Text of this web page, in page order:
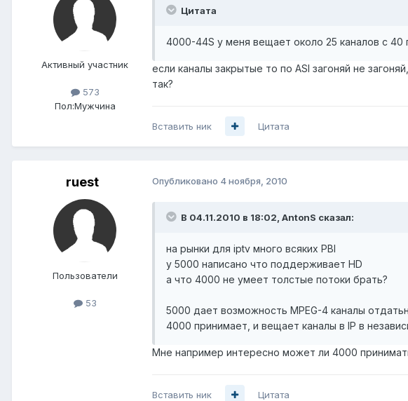
Активный участник
573
Пол:Мужчина
Цитата
4000-44S у меня вещает около 25 каналов с
если каналы закрытые то по ASI загоняй не
так?
Вставить ник Цитата
ruest
Пользователи
53
Опубликовано 4 ноября, 2010
В 04.11.2010 в 18:02, AntonS сказал:
на рынки для iptv много всяких PBI
у 5000 написано что поддерживает HD
а что 4000 не умеет толстые потоки брать?
5000 дает возможность MPEG-4 каналы
4000 принимает, и вещает каналы в IP в
Мне например интересно может ли 4000
Вставить ник Цитата